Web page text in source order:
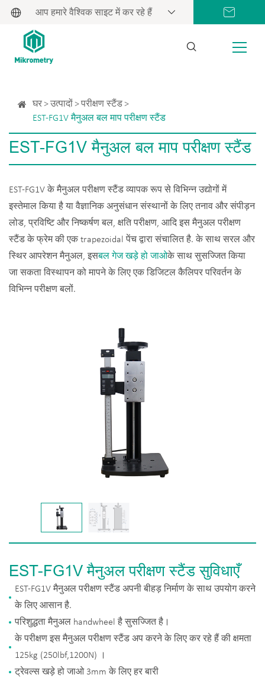
आप हमारे वैश्विक साइट में कर रहे हैं
घर उत्पादों
परीक्षण स्टैंड
EST-FG1V मैनुअल बल माप परीक्षण स्टैंड
EST-FG1V मैनुअल बल माप परीक्षण स्टैंड
EST-FG1V के मैनुअल परीक्षण स्टैंड व्यापक रूप से विभिन्न उद्योगों में
इस्तेमाल किया है या वैज्ञानिक अनुसंधान संस्थानों के लिए तनाव और संपीड़न
लोड, प्रविष्टि और निष्कर्षण बल, क्षति परीक्षण, आदि इस मैनुअल परीक्षण
स्टैंड के फ्रेम की एक trapezoidal पेंच द्वारा संचालित है. के साथ सरल और
स्थिर आपरेशन मैनुअल, इसबल गेज खड़े हो जाओके साथ सुसज्जित किया
जा सकता विस्थापन को मापने के लिए एक डिजिटल कैलिपर परिवर्तन के
विभिन्न परीक्षण बलों.
EST-FG1V मैनुअल परीक्षण स्टैंड सुविधाएँ
EST-FG1V मैनुअल परीक्षण स्टैंड अपनी बीहड़ निर्माण के साथ उपयोग करने
के लिए आसान है.
परिशुद्धता मैनुअल handwheel है सुसज्जित है।
के परीक्षण इस मैनुअल परीक्षण स्टैंड अप करने के लिए कर रहे हैं की क्षमता
125kg (250lbf,1200N) ।
ट्रेवल्स खड़े हो जाओ 3mm के लिए हर बारी